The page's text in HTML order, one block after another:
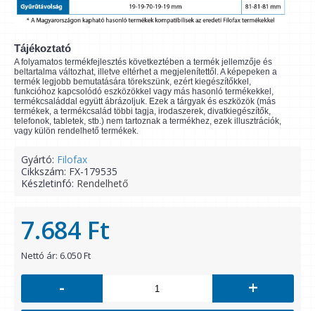
Tájékoztató
A folyamatos termékfejlesztés következtében a termék jellemzője és
beltartalma változhat, illetve eltérhet a megjelenítettől. A képepeken a
termék legjobb bemutatására törekszünk, ezért kiegészítőkkel,
funkcióhoz kapcsolódó eszközökkel vagy más hasonló termékekkel,
termékcsaláddal együtt ábrázoljuk. Ezek a tárgyak és eszközök (más
termékek, a termékcsalád többi tagja, irodaszerek, divatkiegészítők,
telefonok, tabletek, stb.) nem tartoznak a termékhez, ezek illusztrációk,
vagy külön rendelhető termékek.
Gyártó: Filofax
Cikkszám: FX-179535
Készletinfó: Rendelhető
7.684 Ft
Nettó ár: 6.050 Ft
- +